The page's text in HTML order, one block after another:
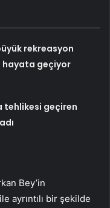
rekreasyon
hayata geçiyor
tehlikesi geçiren
Bey’in
ayrıntılı bir şekilde